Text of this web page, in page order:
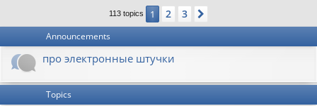
113 topics 1 2 3
Announcements
про электронные штучки
Topics